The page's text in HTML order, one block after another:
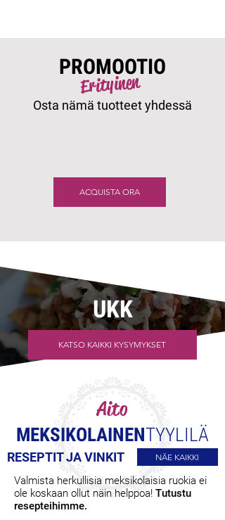
PROMOOTIO
Erityinen
Osta nämä tuotteet yhdessä
ACQUISTA ORA
UKK
KATSO KAIKKI KYSYMYKSET
Aito
MEKSIKOLAINENTYYLILÄ
RESEPTIT JA VINKIT NÄE KAIKKI
Valmista herkullisia meksikolaisia ruokia ei
ole koskaan ollut näin helppoa! Tutustu
resepteihimme.